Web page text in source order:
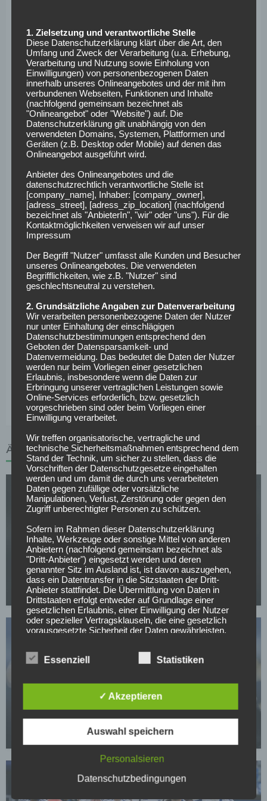
Foto: ADRIAN DENNIS/AFP via Getty Images
„Ich bin hier als
Leihspieler“
Beim Club würde man ihn nur zu gerne länger halten,
„Alles ist geklärt, ich bin hier als Leihspieler“, stellt er klar.
Sein Vertrag bei den Gunners läuft sein Vertrag noch bis
2023. Bis zu seiner Rückkehr will er sich allerdings
weiterhin für Nürnberg zerreißen, als Nächstes am
kommenden Sonntag beim Heimspiel gegen Darmstadt.
„Wenn wir so weiterspielen, haben wir gute Chancen, in der
Tabelle zu klettern.“
ÄHNLICHE ARTIKEL
2. BUNDESLIGA
Ein Ex-Barça-Talent für den Club
23.07.2026
Verliert Nürnberg das nächste Top-Talent?
1. Zielsetzung und verantwortliche Stelle
Diese Datenschutzerklärung klärt über die Art, den
Umfang und Zweck der Verarbeitung (u.a. Erhebung,
Verarbeitung und Nutzung sowie Einholung von
Einwilligungen) von personenbezogenen Daten
innerhalb unseres Onlineangebotes und der mit ihm
verbundenen Webseiten, Funktionen und Inhalte
(nachfolgend gemeinsam bezeichnet als
"Onlineangebot" oder "Website") auf. Die
Datenschutzerklärung gilt unabhängig von den
verwendeten Domains, Systemen, Plattformen und
Geräten (z.B. Desktop oder Mobile) auf denen das
Onlineangebot ausgeführt wird.
Anbieter des Onlineangebotes und die
datenschutzrechtlich verantwortliche Stelle ist
[company_name], Inhaber: [company_owner],
[adress_street], [adress_zip_location] (nachfolgend
bezeichnet als "AnbieterIn", "wir" oder "uns"). Für die
Kontaktmöglichkeiten verweisen wir auf unser
Impressum
Der Begriff "Nutzer" umfasst alle Kunden und Besucher
unseres Onlineangebotes. Die verwendeten
Begrifflichkeiten, wie z.B. "Nutzer" sind
geschlechtsneutral zu verstehen.
2. Grundsätzliche Angaben zur Datenverarbeitung
Wir verarbeiten personenbezogene Daten der Nutzer
nur unter Einhaltung der einschlägigen
Datenschutzbestimmungen entsprechend den
Geboten der Datensparsamkeit- und
Datenvermeidung. Das bedeutet die Daten der Nutzer
werden nur beim Vorliegen einer gesetzlichen
Erlaubnis, insbesondere wenn die Daten zur
Erbringung unserer vertraglichen Leistungen sowie
Online-Services erforderlich, bzw. gesetzlich
vorgeschrieben sind oder beim Vorliegen einer
Einwilligung verarbeitet.
Wir treffen organisatorische, vertragliche und
technische Sicherheitsmaßnahmen entsprechend dem
Stand der Technik, um sicher zu stellen, dass die
Vorschriften der Datenschutzgesetze eingehalten
werden und um damit die durch uns verarbeiteten
Daten gegen zufällige oder vorsätzliche
Manipulationen, Verlust, Zerstörung oder gegen den
Zugriff unberechtigter Personen zu schützen.
Sofern im Rahmen dieser Datenschutzerklärung
Inhalte, Werkzeuge oder sonstige Mittel von anderen
Anbietern (nachfolgend gemeinsam bezeichnet als
"Dritt-Anbieter") eingesetzt werden und deren
genannter Sitz im Ausland ist, ist davon auszugehen,
dass ein Datentransfer in die Sitzstaaten der Dritt-
Anbieter stattfindet. Die Übermittlung von Daten in
Drittstaaten erfolgt entweder auf Grundlage einer
gesetzlichen Erlaubnis, einer Einwilligung der Nutzer
oder spezieller Vertragsklauseln, die eine gesetzlich
vorausgesetzte Sicherheit der Daten gewährleisten.
3. Verarbeitung personenbezogener Daten
Die personenbezogenen Daten werden, neben den
Grundlage gesetzlicher Erlaubnisse oder
Einwilligungen der Nutzer verarbeitet:
- Die Zurverfügungstellung, Ausführung, Pflege,
Optimierung und Sicherung unserer Dienste-, Service-
und Nutzerleistungen;
wenn dies für Abrechnungszwecke notwendig ist (z.B.
Essenziell Statistiken
✓ Akzeptieren
Auswahl speichern
Personalsieren
Datenschutzbedingungen